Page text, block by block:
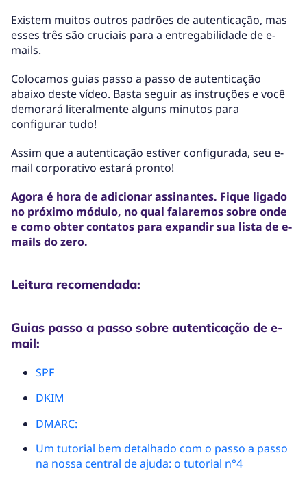
Existem muitos outros padrões de autenticação, mas
esses três são cruciais para a entregabilidade de e-
mails.
Colocamos guias passo a passo de autenticação
abaixo deste vídeo. Basta seguir as instruções e você
demorará literalmente alguns minutos para
configurar tudo!
Assim que a autenticação estiver configurada, seu e-
mail corporativo estará pronto!
Agora é hora de adicionar assinantes. Fique ligado
no próximo módulo, no qual falaremos sobre onde
e como obter contatos para expandir sua lista de e-
mails do zero.
Leitura recomendada:
Guias passo a passo sobre autenticação de e-
mail:
SPF
DKIM
DMARC:
Um tutorial bem detalhado com o passo a passo
na nossa central de ajuda: o tutorial n°4